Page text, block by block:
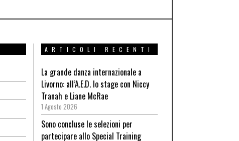
ARTICOLI RECENTI
La grande danza internazionale a
Livorno: all’A.E.D. lo stage con Niccy
Tranah e Liane McRae
1 Agosto 2026
Sono concluse le selezioni per
partecipare allo Special Training